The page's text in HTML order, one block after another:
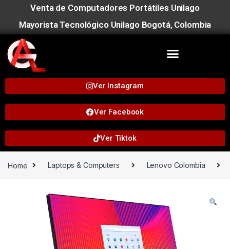
Venta de Computadores Portátiles Unilago
Mayorista Tecnológico Unilago Bogotá, Colombia
Ver Instagram
Ver Facebook
Ver Tiktok
Home Laptops & Computers Lenovo Colombia